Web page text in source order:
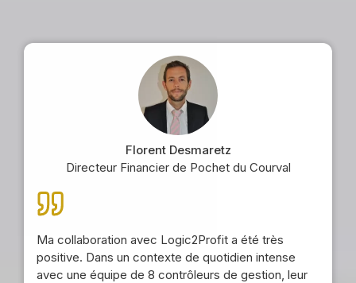
Florent Desmaretz
Directeur Financier de Pochet du Courval
Ma collaboration avec Logic2Profit a été très
positive. Dans un contexte de quotidien intense
avec une équipe de 8 contrôleurs de gestion, leur